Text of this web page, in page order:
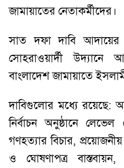
জামায়াতের নেতাকর্মীদের।
সাত দফা দাবি আদায়ের
সোহরাওয়ার্দী
বাংলাদেশ জামায়াতে
দাবিগুলোর মধ্যে রয়েছে:
নির্বাচন অনুষ্ঠানে লেভেল
গণহত্যার বিচার,
ও ঘোষণাপত্র